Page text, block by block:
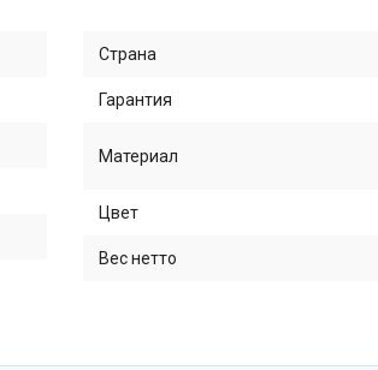
Страна
Гарантия
Материал
Цвет
Вес нетто